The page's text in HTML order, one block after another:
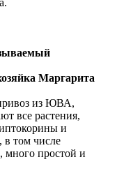
Маргарита
из ЮВА,
все растения,
и
том числе
, много простой и